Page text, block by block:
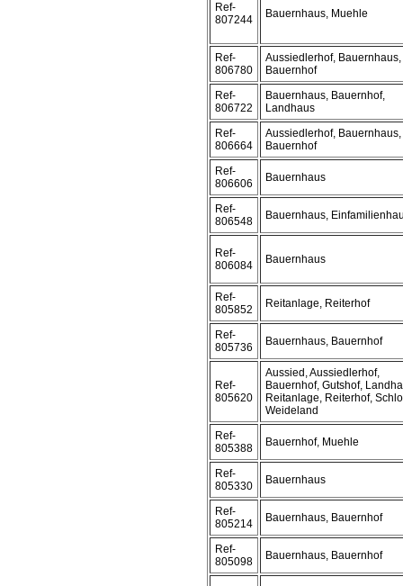
Ref-
807244
Bauernhaus, Muehle
Ref-
806780
Aussiedlerhof, Bauernhaus,
Bauernhof
Ref-
806722
Bauernhaus, Bauernhof,
Landhaus
Ref-
806664
Aussiedlerhof, Bauernhaus,
Bauernhof
Ref-
806606
Bauernhaus
Ref-
806548
Bauernhaus,
Ref-
806084
Bauernhaus
Ref-
805852
Reitanlage, Reiterhof
Ref-
805736
Bauernhaus, Bauernhof
Ref-
805620
Aussied, Aussiedlerhof,
Bauernhof, Gutshof,
Reitanlage, Reiterhof,
Weideland
Ref-
805388
Bauernhof, Muehle
Ref-
805330
Bauernhaus
Ref-
805214
Bauernhaus, Bauernhof
Ref-
805098
Bauernhaus, Bauernhof